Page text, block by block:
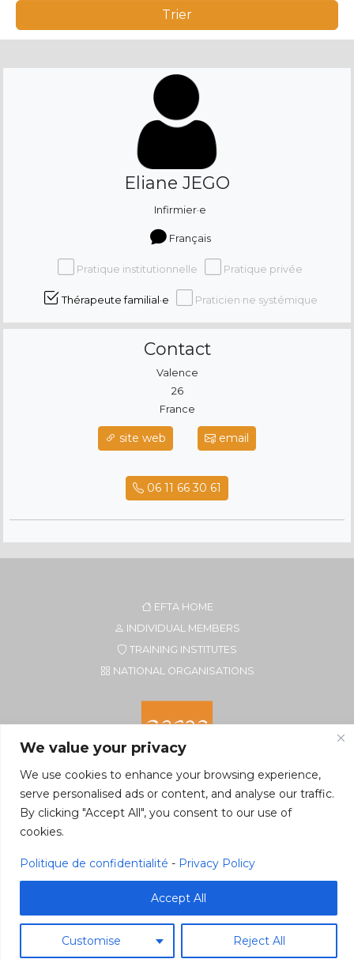
We value your privacy
We use cookies to enhance your browsing experience,
serve personalised ads or content, and analyse our traffic.
By clicking "Accept All", you consent to our use of
cookies.
Politique de confidentialité - Privacy Policy
Customise Reject All
Accept All
Trier
Eliane JEGO
Infirmier·e
Français
Pratique institutionnelle Pratique privée
Thérapeute familial·e Praticien·ne systémique
Contact
Valence
26
France
site web email
06 11 66 30 61
EFTA HOME
INDIVIDUAL MEMBERS
TRAINING INSTITUTES
NATIONAL ORGANISATIONS
5590 Ciney, Belgium
Tel. +32 496 22 22 96
©2026 eftacim.org Web tools Pragmacom